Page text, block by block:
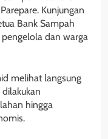
Kunjungan
Bank Sampah
pengelola dan warga
melihat langsung
hingga